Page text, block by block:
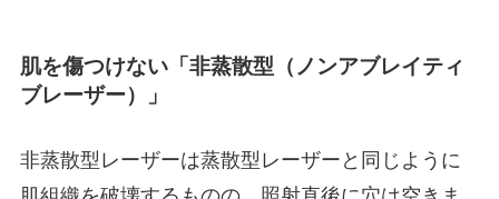
肌を傷つけない「非蒸散型（ノンアブレイティ
ブレーザー）」
非蒸散型レーザーは蒸散型レーザーと同じように